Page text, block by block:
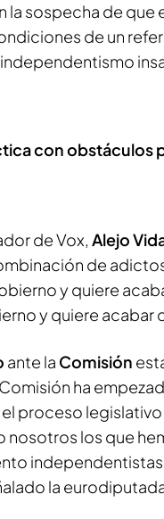
la sospecha de
de un
con obstáculos
de Vox, Alejo
de
y quiere
y quiere acabar
ante la Comisión
ha
proceso
nosotros los que
la